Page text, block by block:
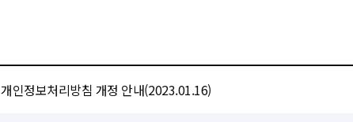
개인정보처리방침 개정 안내(2023.01.16)